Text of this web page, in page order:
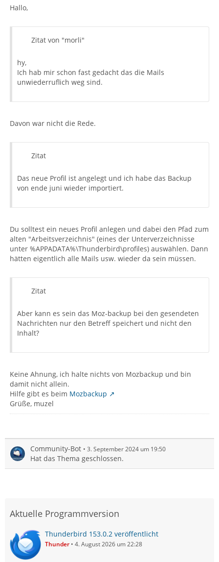
Hallo,
Zitat von "morli"
hy,
Ich hab mir schon fast gedacht das die Mails
unwiederruflich weg sind.
Davon war nicht die Rede.
Zitat
Das neue Profil ist angelegt und ich habe das Backup
von ende juni wieder importiert.
Du solltest ein neues Profil anlegen und dabei den Pfad zum
alten "Arbeitsverzeichnis" (eines der Unterverzeichnisse
unter %APPADATA%\Thunderbird\profiles) auswählen. Dann
hätten eigentlich alle Mails usw. wieder da sein müssen.
Zitat
Aber kann es sein das Moz-backup bei den gesendeten
Nachrichten nur den Betreff speichert und nicht den
Inhalt?
Keine Ahnung, ich halte nichts von Mozbackup und bin
damit nicht allein.
Hilfe gibt es beim Mozbackup
Grüße, muzel
Community-Bot 3. September 2024 um 19:50
Hat das Thema geschlossen.
Aktuelle Programmversion
Thunderbird 153.0.2 veröffentlicht
Thunder 4. August 2026 um 22:28